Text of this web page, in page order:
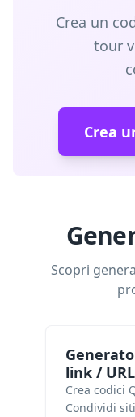
Crea un
tour
Crea
Scopri
link / URL
Crea codici
Condividi